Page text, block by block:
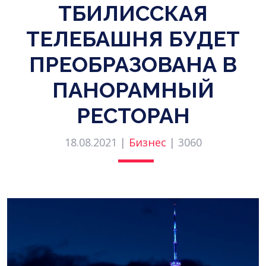
ТБИЛИССКАЯ
ТЕЛЕБАШНЯ БУДЕТ
ПРЕОБРАЗОВАНА В
ПАНОРАМНЫЙ
РЕСТОРАН
18.08.2021 | Бизнес | 3060